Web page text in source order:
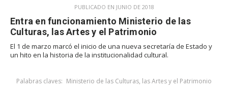
PUBLICADO EN JUNIO DE 2018
Entra en funcionamiento Ministerio de las
Culturas, las Artes y el Patrimonio
El 1 de marzo marcó el inicio de una nueva secretaría de Estado y
un hito en la historia de la institucionalidad cultural.
Palabras claves: Ministerio de las Culturas, las Artes y el Patrimonio